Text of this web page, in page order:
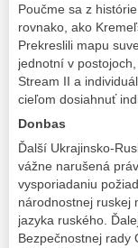
Poučme sa z
rovnako, ako
Prekreslili mapu
jednotní v
Stream II a
cieľom dosiahnuť
Donbas
Ďalší Ukrajinsko-
vážne narušená
vysporiadaniu
národnostnej ruskej
jazyka ruského.
Bezpečnostnej rady